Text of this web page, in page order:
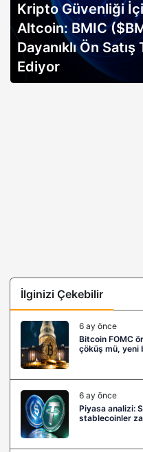
Kripto Güvenliği
Altcoin: BMIC
Dayanıklı Ön
Ediyor
İlginizi Çekebilir
6 ay önce
Bitcoin FOMC
çöküş mü, yeni
6 ay önce
Piyasa analizi:
stablecoinler